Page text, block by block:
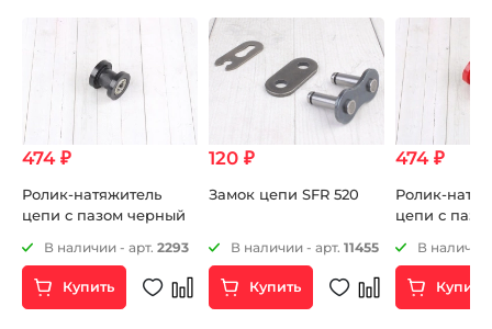
474 ₽
Ролик-натяжитель
цепи с пазом черный
В наличии - арт. 2293
Купить
120 ₽
Замок цепи SFR 520
В наличии - арт. 11455
Купить
474 ₽
Ролик-
цепи с
В наличии
Купить